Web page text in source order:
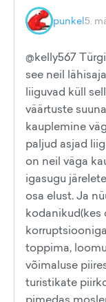
punkel5.
@kelly567
see neil
liiguvad küll
väärtuste
kauplemine
paljud asjad
on neil väga
igasugu
osa elust. Ja
kodanikud(kes
toppima,
võimaluse
turistikate